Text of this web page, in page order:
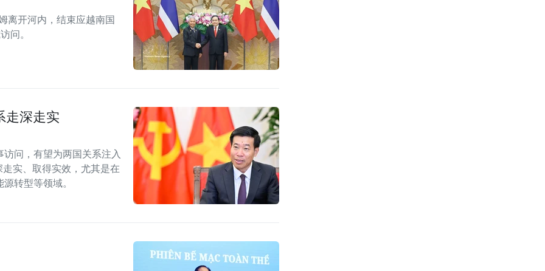
离开河内，结束应越南国
问。
走深走实
问，有望为两国关系注入
实、取得实效，尤其是在
转型等领域。